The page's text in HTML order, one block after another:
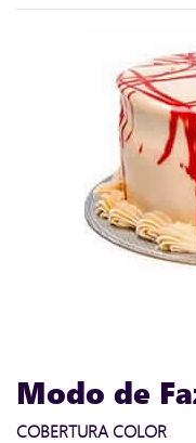
Modo de
COBERTURA COLOR